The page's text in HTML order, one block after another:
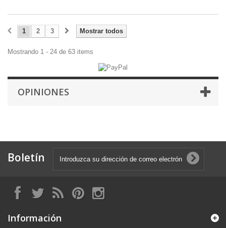
Mostrar todos
1 2 3
Mostrando 1 - 24 de 63 items
OPINIONES
Boletín
Información